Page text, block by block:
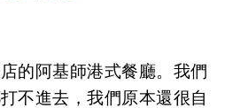
的阿基師港式餐廳。我們
不進去，我們原本還很自